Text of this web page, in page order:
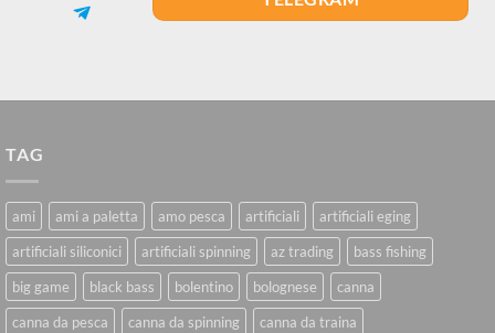
TAG
ami ami a paletta amo pesca artificiali
artificiali eging
artificiali siliconici
artificiali spinning az trading
bass fishing
big game
black bass bolentino bolognese
canna
canna da pesca
canna da spinning canna da traina